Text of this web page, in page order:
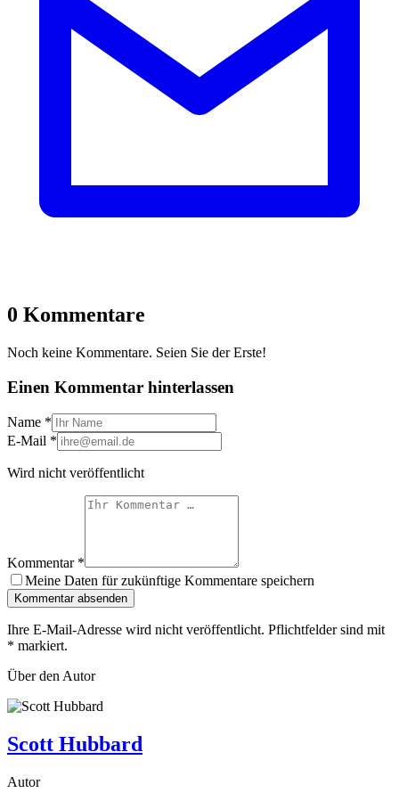
0 Kommentare
Noch keine Kommentare. Seien Sie der Erste!
Einen Kommentar hinterlassen
Name *
E-Mail *
Wird nicht veröffentlicht
Kommentar *
Meine Daten für zukünftige Kommentare speichern
Kommentar absenden
Ihre E-Mail-Adresse wird nicht veröffentlicht. Pflichtfelder sind mit
* markiert.
Über den Autor
Scott Hubbard
Autor